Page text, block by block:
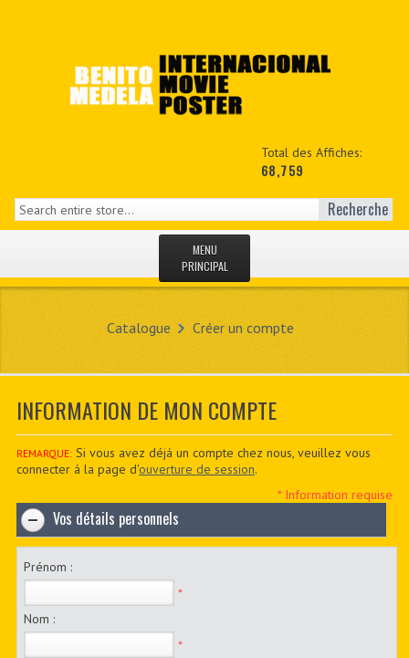
Total des Affiches:
68,759
Recherche
MENU
PRINCIPAL
MON COPTE
CONTACTER
PDF BOOKS
Catalogue Créer un compte
INFORMATION DE MON COMPTE
REMARQUE:Si vous avez déjá un compte chez nous, veuillez vous
connecter á la page d'ouverture de session.
* Information requise
Vos détails personnels
Prénom :
*
Nom :
*